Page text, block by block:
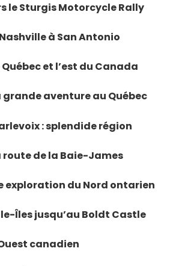
le Sturgis Motorcycle Rally
à San Antonio
et l’est du Canada
aventure au Québec
: splendide région
de la Baie-James
exploration du Nord ontarien
Îles jusqu’au Boldt Castle
canadien